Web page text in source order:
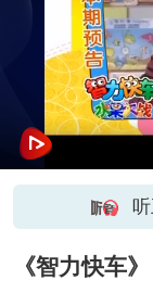
《智力快车